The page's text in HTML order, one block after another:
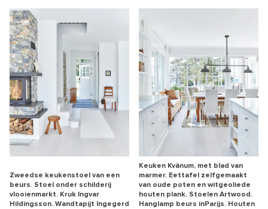
Zweedse keukenstoel van een
beurs. Stoel onder schilderij
vlooienmarkt. Kruk Ingvar
Hildingsson. Wandtapijt Ingegerd
Keuken Kvänum, met blad van
marmer. Eettafel zelfgemaakt
van oude poten en witgeoliede
houten plank. Stoelen Artwood.
Hanglamp beurs inParijs. Houten